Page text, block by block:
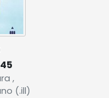
,
(.ill)